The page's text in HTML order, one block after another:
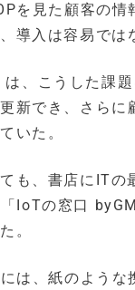
を見た顧客の
導入は容易では
は、こうした課
新でき、さら
いた。
も、書店にITの
IoTの窓口
。
には、紙のよう